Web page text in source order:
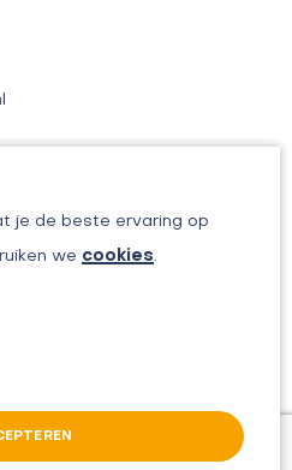
je de beste ervaring op
we cookies.